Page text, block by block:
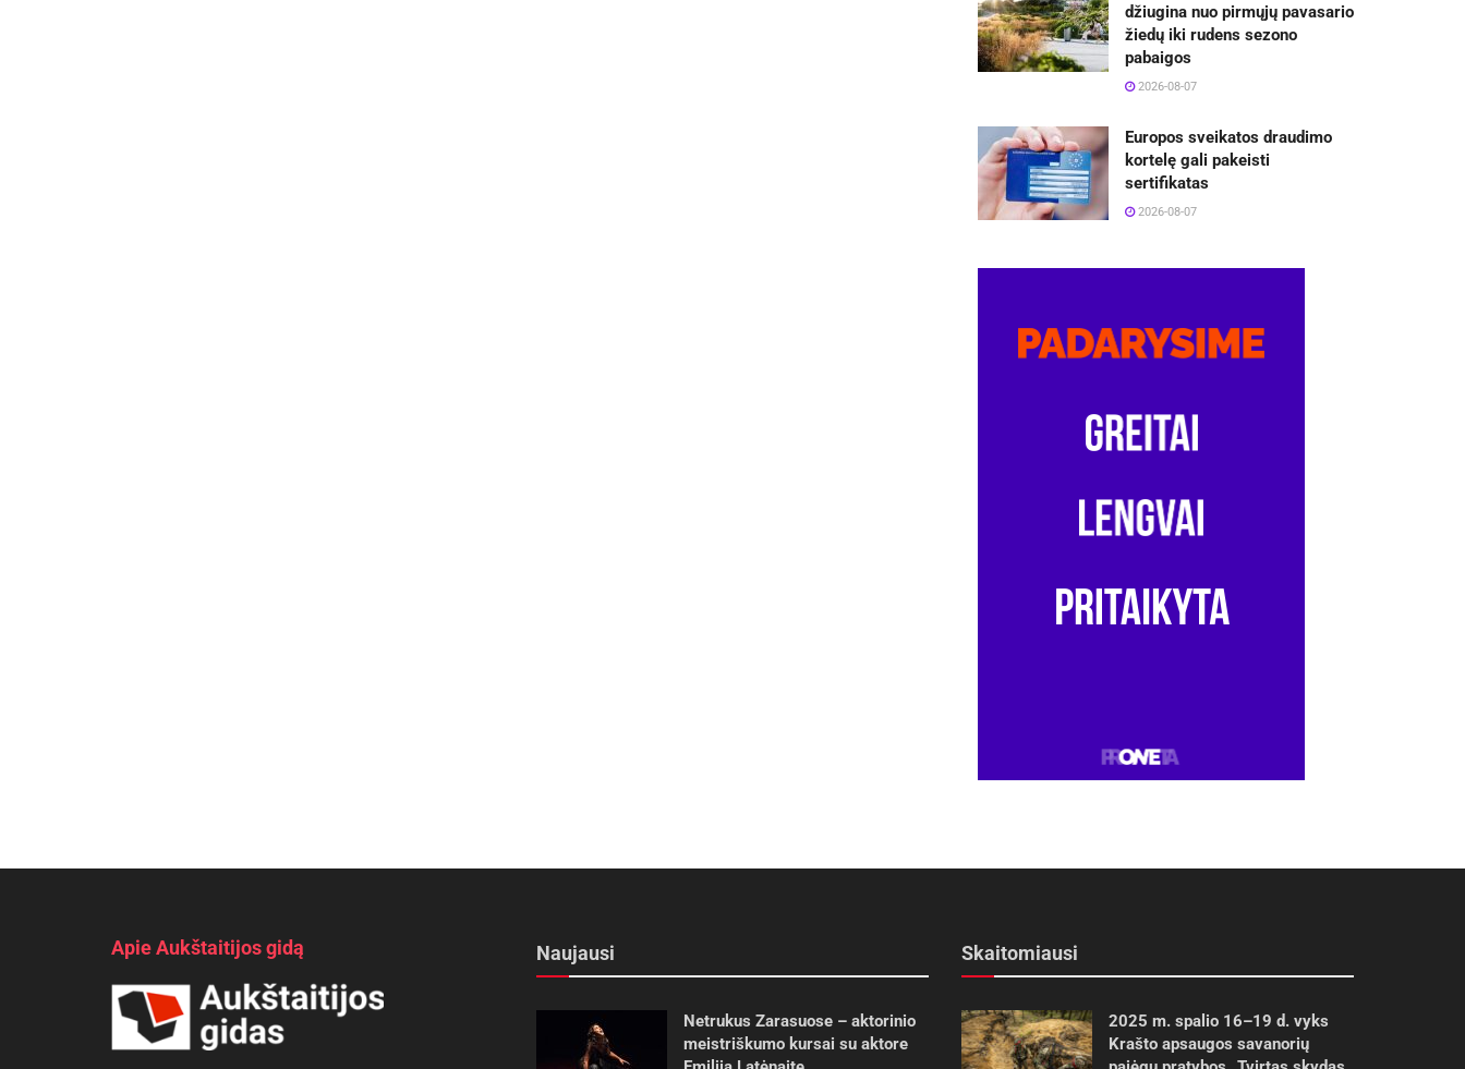
džiugina nuo pirmųjų pavasario
žiedų iki rudens sezono
pabaigos
2026-08-07
Europos sveikatos draudimo
kortelę gali pakeisti
sertifikatas
2026-08-07
Apie Aukštaitijos gidą Naujausi
Netrukus Zarasuose – aktorinio
meistriškumo kursai su aktore
Skaitomiausi
2025 m. spalio 16–19 d. vyks
Krašto apsaugos savanorių